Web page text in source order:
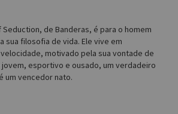
de Banderas, é para o homem
sua filosofia de vida. Ele vive em
motivado pela sua vontade de
jovem, esportivo e ousado, um verdadeiro
um vencedor nato.